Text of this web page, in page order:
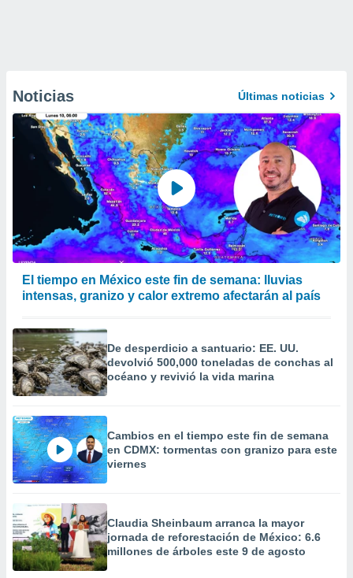
Noticias Últimas noticias
El tiempo en México este fin de semana: lluvias
intensas, granizo y calor extremo afectarán al país
De desperdicio a santuario: EE. UU.
devolvió 500,000 toneladas de conchas al
océano y revivió la vida marina
Cambios en el tiempo este fin de semana
en CDMX: tormentas con granizo para este
viernes
Claudia Sheinbaum arranca la mayor
jornada de reforestación de México: 6.6
millones de árboles este 9 de agosto